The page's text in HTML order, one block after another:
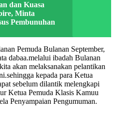
dan Kuasa
Minta
Pembunuhan
Pemuda Bulanan September,
dabaa.melalui ibadah Bulanan
akan melaksanakan pelantikan
kepada para Ketua
sebelum dilantik melengkapi
Ketua Pemuda Klasis Kamuu
Penyampaian Pengumuman.